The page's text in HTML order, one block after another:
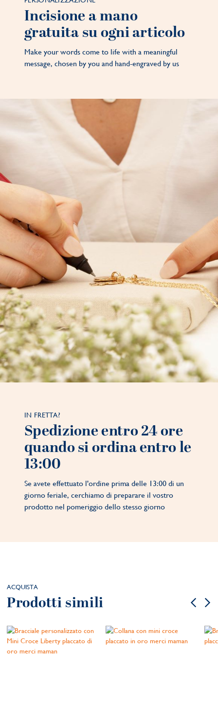
Incisione a mano
gratuita su ogni articolo
Make your words come to life with a meaningful
message, chosen by you and hand-engraved by us
IN FRETTA?
Spedizione entro 24 ore
quando si ordina entro le
13:00
Se avete effettuato l'ordine prima delle 13:00 di un
giorno feriale, cerchiamo di preparare il vostro
prodotto nel pomeriggio dello stesso giorno
ACQUISTA
Prodotti simili